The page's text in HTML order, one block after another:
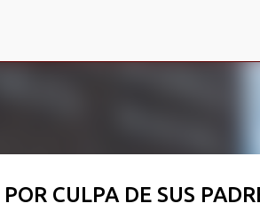
CULPA DE SUS